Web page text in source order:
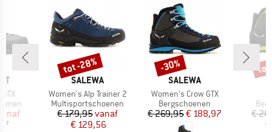
prijs
MERK
SALEWA
Artikel
Women's Alp Trainer 2
Productgroep
Multisportschoenen
Prijs
€ 179,95Verlaagde prijs
vanaf
€ 129,56
Korting
tot -28%
MERK
SALEWA
Artikel
Women's Crow GTX
Productgroep
Bergschoenen
Prijs
€ 269,95Verlaagde prijs
€ 188,97
Korting
-30%
€
€
tot